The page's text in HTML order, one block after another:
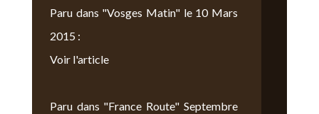
Paru dans "Vosges Matin" le 10 Mars
2015 :
Voir l'article
Paru dans "France Route" Septembre